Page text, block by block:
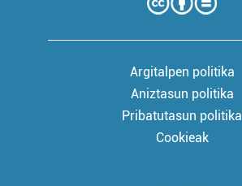
Argitalpen politika
Aniztasun politika
Pribatutasun politika
Cookieak